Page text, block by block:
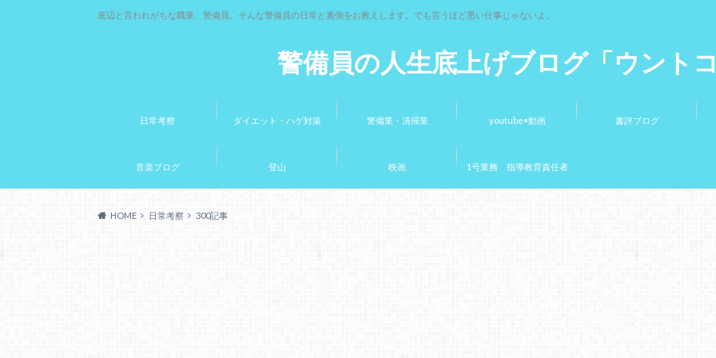
警備員の人生底上げブログ「ウント
底辺と言われがちな職業、警備員。そんな警備員の日常と裏側をお教えします。でも言うほど悪い仕事じゃないよ。
日常考察 ダイエット・ハゲ対策 警備業・清掃業 youtube•動画 書評ブログ
音楽ブログ 登山 映画 1号業務 指導教育責任者
HOME 日常考察 300記事